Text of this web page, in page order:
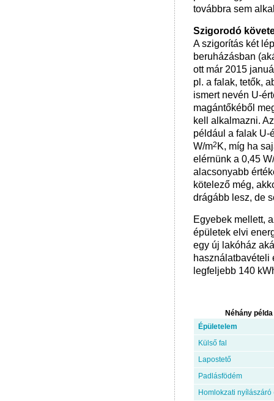
továbbra sem
Szigorodó
A szigorítás két
beruházásban
ott már 2015
pl. a falak, tetők,
ismert nevén U-
magántőkéből
kell alkalmazni.
például a falak U-
W/m2 K, míg ha
elérnünk a 0,45
alacsonyabb
kötelező még,
drágább lesz, de
Egyebek mellett,
épületek elvi
egy új lakóház
használatbavételi
legfeljebb 140
Néhány
Épületelem
Külső fal
Lapostető
Padlásfödém
Homlokzati nyílászáró